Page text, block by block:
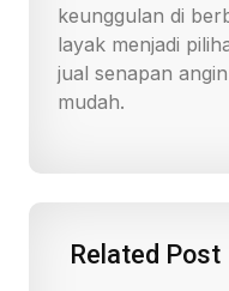
keunggulan di
layak menjadi
jual senapan
mudah.
Related Post